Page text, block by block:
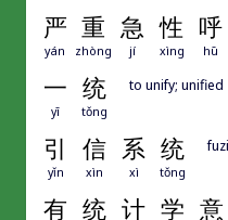
严 重 急 性 呼
yán zhòng jí xìng hū
一 统
yī tǒng
to unify; unified
引 信 系 统
yǐn xìn xì tǒng
有 统 计 学 意